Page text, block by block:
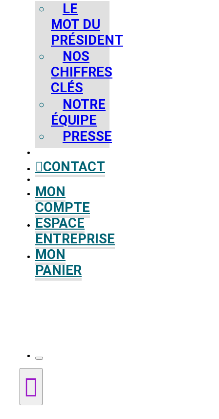
LE
MOT DU
PRÉSIDENT
NOS
CHIFFRES
CLÉS
NOTRE
ÉQUIPE
PRESSE
CONTACT
MON
COMPTE
ESPACE
ENTREPRISE
MON
PANIER